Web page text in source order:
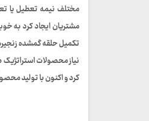
مختلف نيمه تعطيل يا
مشتريان ايجاد کرد به
تکميل حلقه گمشده
کرد و اکنون با توليد